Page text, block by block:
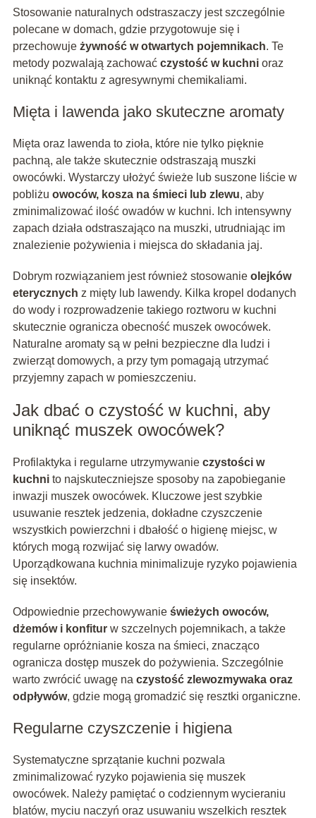
Stosowanie naturalnych odstraszaczy jest szczególnie
polecane w domach, gdzie przygotowuje się i
przechowuje żywność w otwartych pojemnikach. Te
metody pozwalają zachować czystość w kuchnioraz
uniknąć kontaktu z agresywnymi chemikaliami.
Mięta i lawenda jako skuteczne aromaty
Mięta oraz lawenda to zioła, które nie tylko pięknie
pachną, ale także skutecznie odstraszają muszki
owocówki. Wystarczy ułożyć świeże lub suszone liście w
pobliżu owoców, kosza na śmieci lub zlewu, aby
zminimalizować ilość owadów w kuchni. Ich intensywny
zapach działa odstraszająco na muszki, utrudniając im
znalezienie pożywienia i miejsca do składania jaj.
Dobrym rozwiązaniem jest również stosowanie olejków
eterycznych z mięty lub lawendy. Kilka kropel dodanych
do wody i rozprowadzenie takiego roztworu w kuchni
skutecznie ogranicza obecność muszek owocówek.
Naturalne aromaty są w pełni bezpieczne dla ludzi i
zwierząt domowych, a przy tym pomagają utrzymać
przyjemny zapach w pomieszczeniu.
Jak dbać o czystość w kuchni, aby
uniknąć muszek owocówek?
Profilaktyka i regularne utrzymywanie czystości w
kuchnito najskuteczniejsze sposoby na zapobieganie
inwazji muszek owocówek. Kluczowe jest szybkie
usuwanie resztek jedzenia, dokładne czyszczenie
wszystkich powierzchni i dbałość o higienę miejsc, w
których mogą rozwijać się larwy owadów.
Uporządkowana kuchnia minimalizuje ryzyko pojawienia
się insektów.
Odpowiednie przechowywanie świeżych owoców,
dżemów i konfiturw szczelnych pojemnikach, a także
regularne opróżnianie kosza na śmieci, znacząco
ogranicza dostęp muszek do pożywienia. Szczególnie
warto zwrócić uwagę na czystość zlewozmywaka oraz
odpływów, gdzie mogą gromadzić się resztki organiczne.
Regularne czyszczenie i higiena
Systematyczne sprzątanie kuchni pozwala
zminimalizować ryzyko pojawienia się muszek
owocówek. Należy pamiętać o codziennym wycieraniu
blatów, myciu naczyń oraz usuwaniu wszelkich resztek